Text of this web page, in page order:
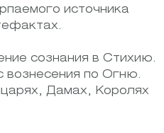
источника
сознания в Стихию.
вознесения по Огню.
Дамах, Королях